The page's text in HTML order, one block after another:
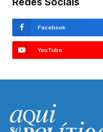
Facebook
YouTube